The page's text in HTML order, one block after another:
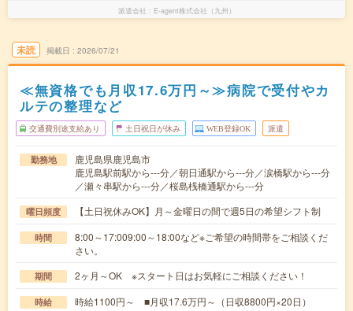
派遣会社 E-agent株式会社（九州）
未読 掲載日 2026/07/21
≪無資格でも月収17.6万円～≫病院で受付やカ
ルテの整理など
交通費別途支給あり 土日祝日が休み WEB登録OK 派遣
勤務地
鹿児島県鹿児島市
鹿児島駅前駅から---分／朝日通駅から---分／涙橋駅から---分
／瀬々串駅から---分／桜島桟橋通駅から---分
曜日頻度 【土日祝休みOK】月～金曜日の間で週5日の希望シフト制
時間
8:00～17:009:00～18:00など※ご希望の時間帯をご相談くだ
さい。
期間 2ヶ月～OK ※スタート日はお気軽にご相談ください！
時給 時給1100円～ ■月収17.6万円～（日収8800円×20日）